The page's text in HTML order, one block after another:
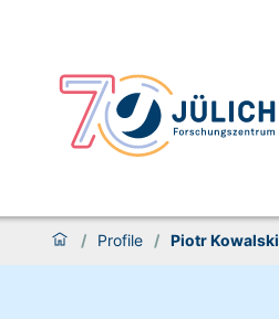
/ Profile / Piotr Kowalski